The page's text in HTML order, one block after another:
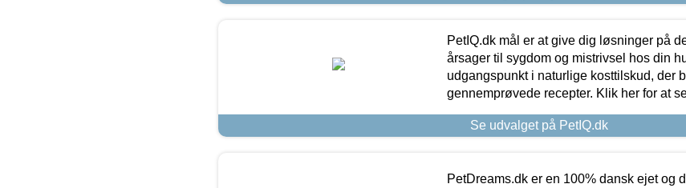
PetIQ.dk mål er at give dig løsninger på
årsager til sygdom og mistrivsel hos din
udgangspunkt i naturlige kosttilskud, der
gennemprøvede recepter. Klik her for at
Se udvalget på PetIQ.dk
PetDreams.dk er en 100% dansk ejet og